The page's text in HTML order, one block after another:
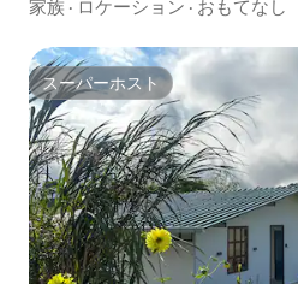
家族 · ロケーション · おもてなし
スーパーホスト
スーパーホスト